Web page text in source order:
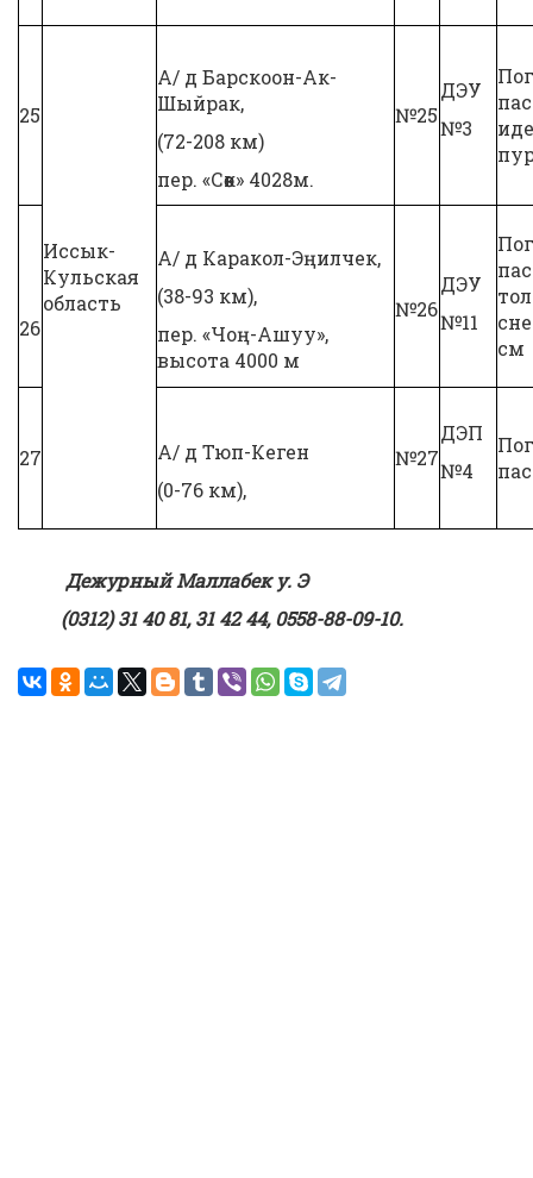
25
Иссык-
Кульская
область
А/ д Барскоон-Ак-
Шыйрак,
(72-208 км)
пер. «Сөөк» 4028м.
№25
ДЭУ
№3
26
А/ д Каракол-Эңилчек,
(38-93 км),
пер. «Чоң-Ашуу»,
высота 4000 м
№26
ДЭУ
№11
см
27
А/ д Тюп-Кеген
(0-76 км),
№27
ДЭП
№4
Дежурный Маллабек у. Э
(0312) 31 40 81, 31 42 44, 0558-88-09-10.